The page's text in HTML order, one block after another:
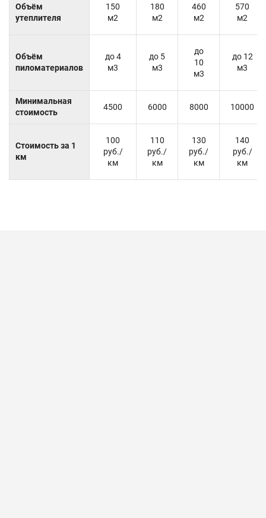
Объём
утеплителя
150
м2
180
м2
460
м2
570
м2
Объём
пиломатериалов
до 4
м3
до 5
м3
до
10
м3
до 12
м3
Минимальная
стоимость
4500 6000 8000 10000
Стоимость за 1
км
100
руб./
км
110
руб./
км
130
руб./
км
140
руб./
км